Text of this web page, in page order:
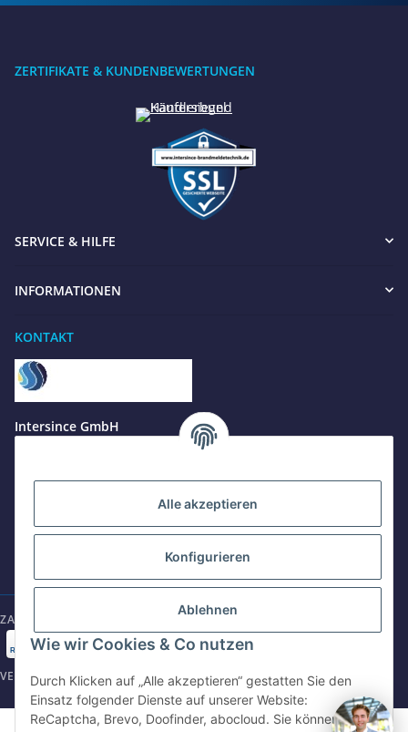
Wir sind gerne für Sie da
Jetzt anrufen
+49 8679 984969 - 0
werktags Mo–Fr 8:30–17:00 Uhr
WhatsApp
+49 162 5669885
E-Mail schreiben
shop@intersince.de
Webseite besuchen
www.intersince-group.de
ZERTIFIKATE & KUNDENBEWERTUNGEN
SERVICE & HILFE
INFORMATIONEN
KONTAKT
Intersince GmbH
84508 Burgkirchen a.d.Alz
Mo-Fr: 8:30 - 17:00 Uhr
ZAHLUNGSARTEN
VERSANDARTEN
©2025 Intersince GmbH | powered by Intersince Group
Alle akzeptieren
Konfigurieren
Ablehnen
Wie wir Cookies & Co nutzen
Durch Klicken auf „Alle akzeptieren“ gestatten Sie den
Einsatz folgender Dienste auf unserer Website:
ReCaptcha, Brevo, Doofinder, abocloud. Sie können die